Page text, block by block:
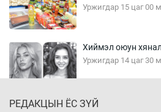
Уржигдар 15 цаг 00
Хиймэл оюун
Уржигдар 14 цаг 30
РЕДАКЦЫН ЁС ЗҮЙ